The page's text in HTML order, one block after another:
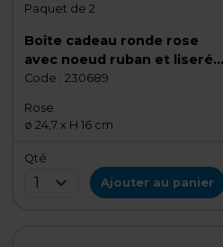
Paquet de 2
Boîte cadeau ronde rose
avec noeud ruban et liseré
or en carton ø24,7x16 cm -
Code : 230689
Rose
ø 24,7 x H 16 cm
Qté
1 Ajouter au panier